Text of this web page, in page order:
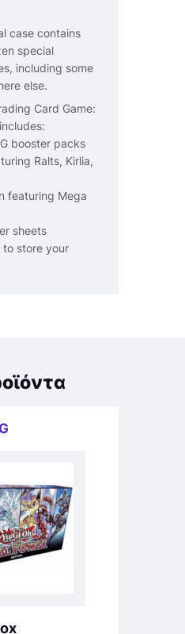
case contains
special
including some
else.
Card Game:
booster packs
Ralts, Kirlia,
featuring Mega
sheets
to store your